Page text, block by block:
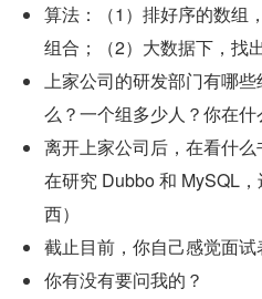
算法：（1）排好序的数组
组合；（2）大数据下，找
上家公司的研发部门有哪
么？一个组多少人？你在什
离开上家公司后，在看什
在研究 Dubbo 和 MySQL
西）
截止目前，你自己感觉面试
你有没有要问我的？